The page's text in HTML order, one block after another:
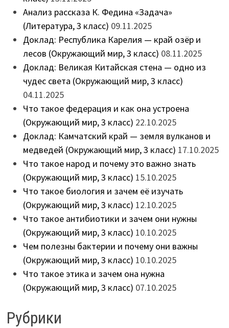
Анализ рассказа К. Федина «Задача»
(Литература, 3 класс) 09.11.2025
Доклад: Республика Карелия — край озёр и
лесов (Окружающий мир, 3 класс) 08.11.2025
Доклад: Великая Китайская стена — одно из
чудес света (Окружающий мир, 3 класс)
04.11.2025
Что такое федерация и как она устроена
(Окружающий мир, 3 класс) 22.10.2025
Доклад: Камчатский край — земля вулканов и
медведей (Окружающий мир, 3 класс) 17.10.2025
Что такое народ и почему это важно знать
(Окружающий мир, 3 класс) 15.10.2025
Что такое биология и зачем её изучать
(Окружающий мир, 3 класс) 12.10.2025
Что такое антибиотики и зачем они нужны
(Окружающий мир, 3 класс) 10.10.2025
Чем полезны бактерии и почему они важны
(Окружающий мир, 3 класс) 10.10.2025
Что такое этика и зачем она нужна
(Окружающий мир, 3 класс) 07.10.2025
Рубрики